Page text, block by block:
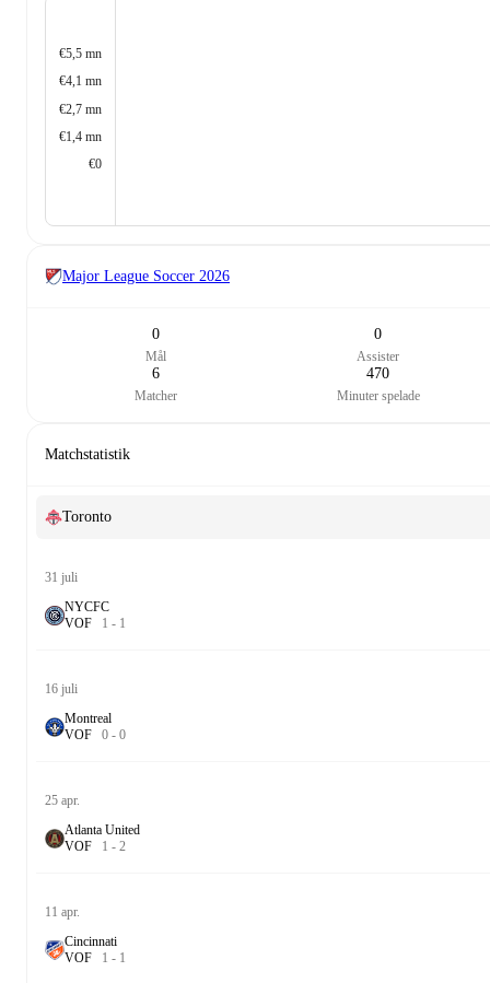
€5,5 mn
€4,1 mn
€2,7 mn
€1,4 mn
€0
Major League Soccer 2026
0
Mål
0
Assister
6
Matcher
470
Minuter spelade
Matchstatistik
Toronto
31 juli
NYCFC
VOF 1 - 1
16 juli
Montreal
VOF 0 - 0
25 apr.
Atlanta United
VOF 1 - 2
11 apr.
Cincinnati
VOF 1 - 1